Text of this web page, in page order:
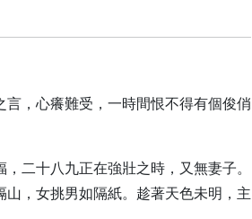
，心癢難受，一時間恨不得有個俊俏
二十八九正在強壯之時，又無妻子。
，女挑男如隔紙。趁著天色未明，主